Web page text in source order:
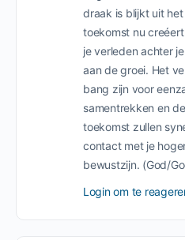
draak is blijkt uit
toekomst nu
je verleden achter
aan de groei. Het
bang zijn voor
samentrekken en
toekomst zullen
contact met je
bewustzijn. (God/
Login om te